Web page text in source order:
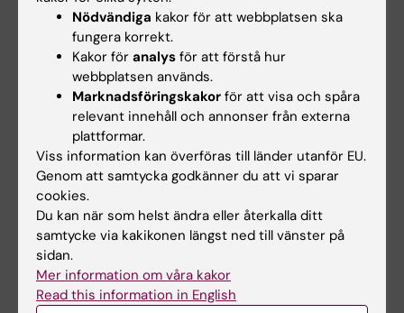
HR-specialist
Telefon:
+46852486577
E-post:
asa.agreus@ki.se
Organisatorisk tillhörighet:
Gemensamt verksamhetsstöd
Jenny Wärnlund
HR-specialist
Telefon:
+46852486858
Nödvändiga kakor för att webbplatsen ska
fungera korrekt.
Kakor för analys för att förstå hur
webbplatsen används.
Marknadsföringskakor för att visa och spåra
relevant innehåll och annonser från externa
plattformar.
Viss information kan överföras till länder utanför EU.
Genom att samtycka godkänner du att vi sparar
cookies.
Du kan när som helst ändra eller återkalla ditt
samtycke via kakikonen längst ned till vänster på
sidan.
Mer information om våra kakor
Read this information in English